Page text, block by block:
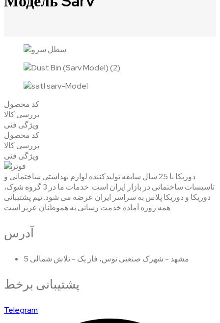
کد محصول
بررسی کالا
ویژگی فنی
کد محصول
بررسی کالا
ویژگی فنی
دوریکا با 25 سال سابقه تولیدکننده لوازم بهداشتی ساختمانی و
تاسیسات ساختمانی در بازار ایران است. خدمات ما در 3 گروه شوک،
دوریکا و دوریکا پلاس به سراسر ایران عرضه می شود. تیم پشتیبانی
همه روزه آماده خدمت رسانی به هموطنان عزیز است.
آدرس
مشهد - شهرک صنعتی توس، فاز یک - تلاش شمالی 5
پشتیبانی برخط
Telegram